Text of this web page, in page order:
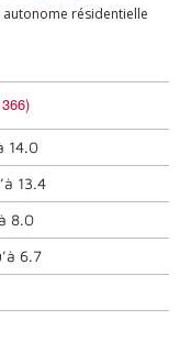
résidentielle
14.0
13.4
8.0
6.7